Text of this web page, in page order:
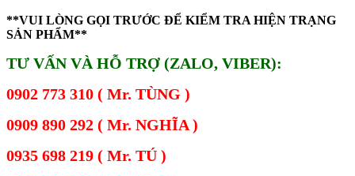
**VUI LÒNG GỌI TRƯỚC ĐỂ KIỂM TRA HIỆN TRẠNG
SẢN PHẨM**
TƯ VẤN VÀ HỖ TRỢ (ZALO, VIBER):
0902 773 310 ( Mr. TÙNG )
0909 890 292 ( Mr. NGHĨA )
0935 698 219 ( Mr. TÚ )